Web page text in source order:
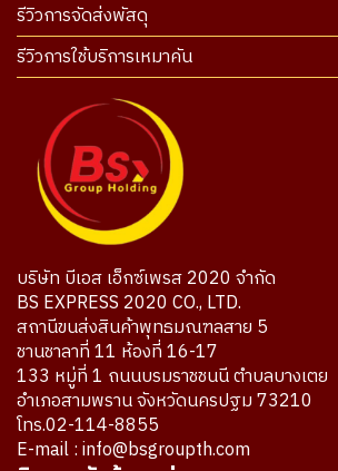
รีวิวการจัดส่งพัสดุ
รีวิวการใช้บริการเหมาคัน
บริษัท บีเอส เอ็กซ์เพรส 2020 จำกัด
BS EXPRESS 2020 CO., LTD.
สถานีขนส่งสินค้าพุทธมณฑลสาย 5
ชานชาลาที่ 11 ห้องที่ 16-17
133 หมู่ที่ 1 ถนนบรมราชชนนี ตำบลบางเตย
อำเภอสามพราน จังหวัดนครปฐม 73210
โทร.02-114-8855
E-mail : info@bsgroupth.com